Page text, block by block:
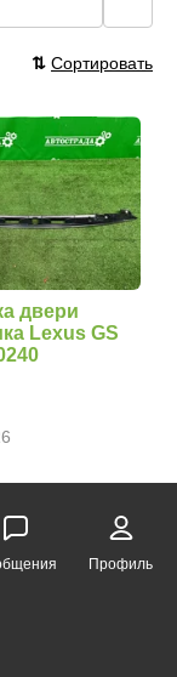
⇅ Сортировать
двери
Lexus GS
Профиль